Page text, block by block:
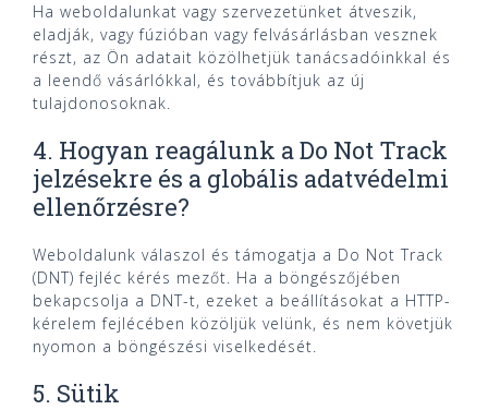
Ha weboldalunkat vagy szervezetünket átveszik,
eladják, vagy fúzióban vagy felvásárlásban vesznek
részt, az Ön adatait közölhetjük tanácsadóinkkal és
a leendő vásárlókkal, és továbbítjuk az új
tulajdonosoknak.
4. Hogyan reagálunk a Do Not Track
jelzésekre és a globális adatvédelmi
ellenőrzésre?
Weboldalunk válaszol és támogatja a Do Not Track
(DNT) fejléc kérés mezőt. Ha a böngészőjében
bekapcsolja a DNT-t, ezeket a beállításokat a HTTP-
kérelem fejlécében közöljük velünk, és nem követjük
nyomon a böngészési viselkedését.
5. Sütik